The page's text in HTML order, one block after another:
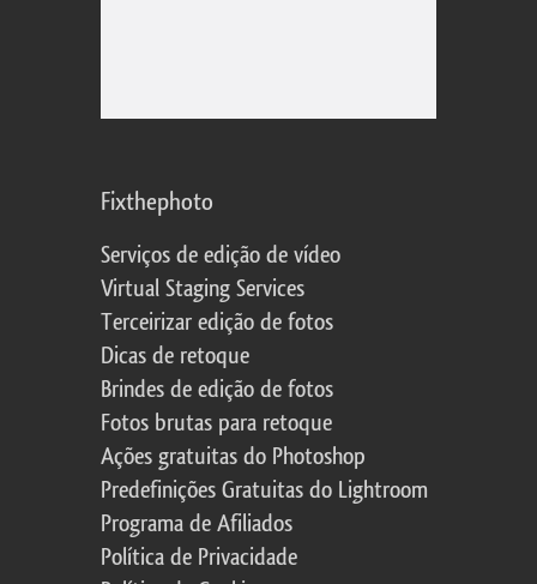
Fixthephoto
Serviços de edição de vídeo
Virtual Staging Services
Terceirizar edição de fotos
Dicas de retoque
Brindes de edição de fotos
Fotos brutas para retoque
Ações gratuitas do Photoshop
Predefinições Gratuitas do Lightroom
Programa de Afiliados
Política de Privacidade